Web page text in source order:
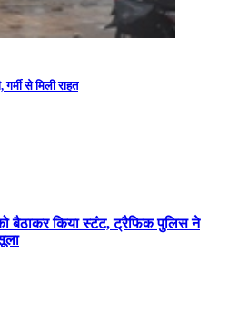
गर्मी से मिली राहत
बैठाकर किया स्टंट, ट्रैफिक पुलिस ने